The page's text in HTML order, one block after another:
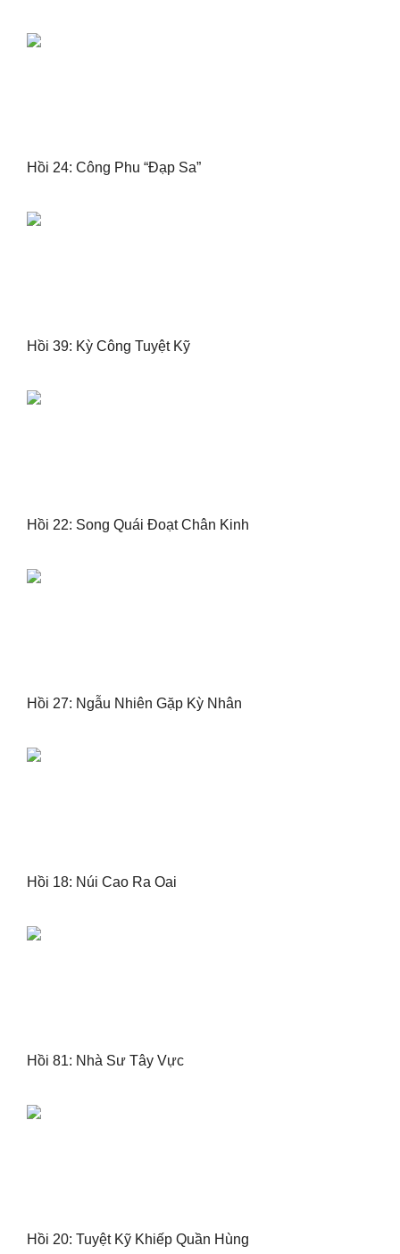
Hồi 24: Công Phu “Đạp Sa”
Hồi 39: Kỳ Công Tuyệt Kỹ
Hồi 22: Song Quái Đoạt Chân Kinh
Hồi 27: Ngẫu Nhiên Gặp Kỳ Nhân
Hồi 18: Núi Cao Ra Oai
Hồi 81: Nhà Sư Tây Vực
Hồi 20: Tuyệt Kỹ Khiếp Quần Hùng